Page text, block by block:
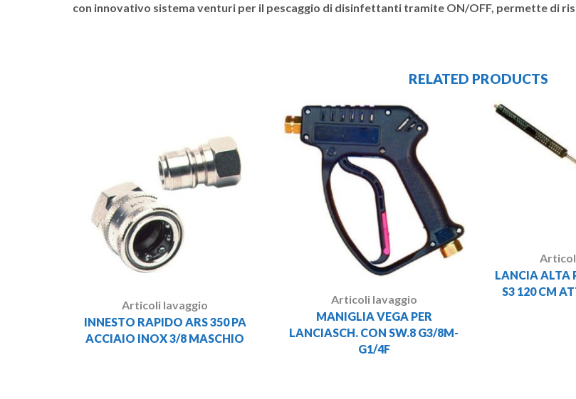
con innovativo sistema venturi per il pescaggio di disinfettanti tramite ON/OFF, permette di
RELATED PRODUCTS
Articoli lavaggio
INNESTO RAPIDO ARS 350 PA
ACCIAIO INOX 3/8 MASCHIO
Articoli lavaggio
MANIGLIA VEGA PER
LANCIASCH. CON SW.8 G3/8M-
G1/4F
LANCIA ALTA
S3 120 CM